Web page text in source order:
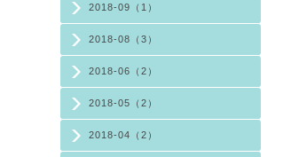
2018-09（1）
2018-08（3）
2018-06（2）
2018-05（2）
2018-04（2）